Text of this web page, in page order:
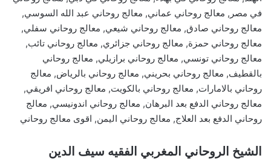
في مصر, معالج روحاني عماني, معالج روحاني عبد الله السوسي,
معالج روحاني صادق, معالج روحاني شيعي, معالج روحاني سفلي,
معالج روحاني حمزة, معالج روحاني جزائري, معالج روحاني تائب,
معالج روحاني تونسي, معالج روحاني برازيلي, معالج روحاني
بالقطيف, معالج روحاني بحريني, معالج روحاني بالرياض, معالج
روحاني بالامارات, معالج روحاني بالكويت, معالج روحاني افريقي,
معالج روحاني الدفع بعد البرهان, معالج روحاني اندونيسي, معالج
روحاني الدفع بعد العلاج, معالج روحاني اليمن, اقوى معالج روحاني
الشيخ الروحاني المغربي الفقيه سيف الدين